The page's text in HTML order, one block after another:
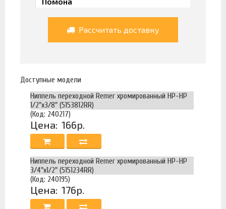
Рассчитать доставку
Доступные модели
Ниппель переходной Remer хромированный НР-НР
1/2"х3/8" (5153812RR)
(Код: 240217)
Цена: 166р.
Ниппель переходной Remer хромированный НР-НР
3/4"х1/2" (5151234RR)
(Код: 240195)
Цена: 176р.